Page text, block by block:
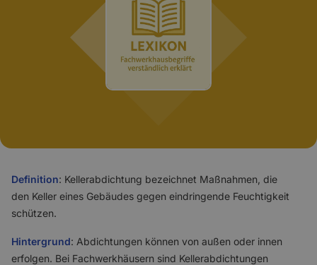
Definition: Kellerabdichtung bezeichnet Maßnahmen, die
den Keller eines Gebäudes gegen eindringende Feuchtigkeit
schützen.
Hintergrund: Abdichtungen können von außen oder innen
erfolgen. Bei Fachwerkhäusern sind Kellerabdichtungen